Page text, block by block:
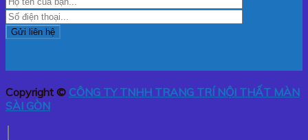
Copyright © CÔNG TY TNHH TRANG TRÍ NỘI THẤT MÀN
SÀI GÒN